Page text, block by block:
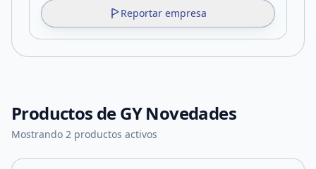
Reportar empresa
Productos deGY Novedades
Mostrando 2 productos activos